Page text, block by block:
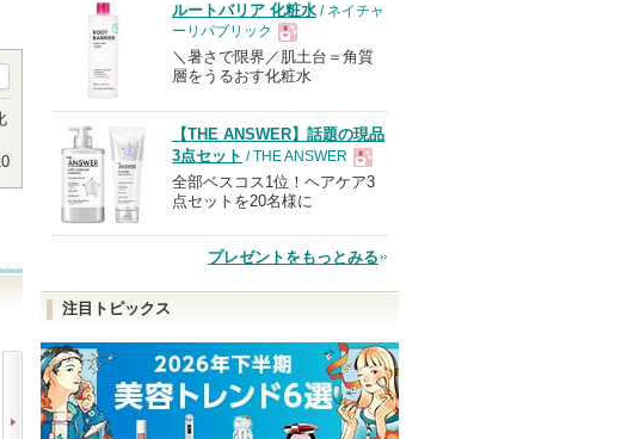
ハンオールブロウカラ
RMK デューイーメルト
フィー 3Dボリューミン
ルートバリア 化粧水 / ネイチャ
ーリパブリック
現
品
＼暑さで限界／肌土台＝角質
層をうるおす化粧水
【THE ANSWER】話題の現品
3点セット / THE ANSWER
現
品
全部ベスコス1位！ヘアケア3
点セットを20名様に
プレゼントをもっとみる
注目トピックス